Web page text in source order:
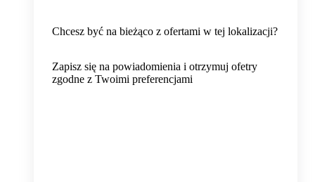
Chcesz być na bieżąco z ofertami w tej lokalizacji?
Zapisz się na powiadomienia i otrzymuj ofetry
zgodne z Twoimi preferencjami